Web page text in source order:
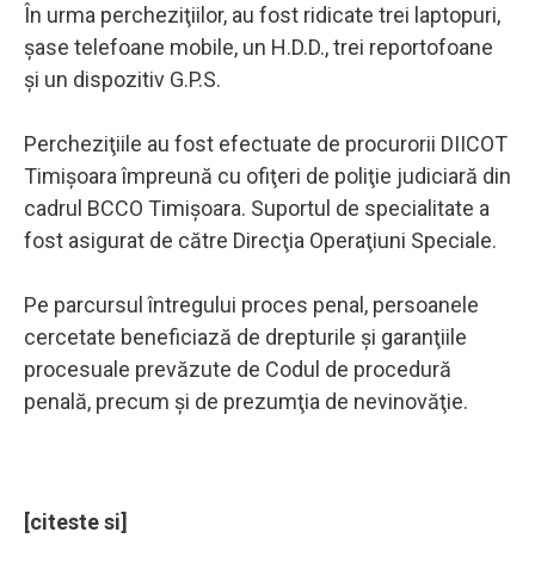
În urma percheziţiilor, au fost ridicate trei laptopuri,
şase telefoane mobile, un H.D.D., trei reportofoane
şi un dispozitiv G.P.S.
Percheziţiile au fost efectuate de procurorii DIICOT
Timişoara împreună cu ofiţeri de poliţie judiciară din
cadrul BCCO Timişoara. Suportul de specialitate a
fost asigurat de către Direcţia Operaţiuni Speciale.
Pe parcursul întregului proces penal, persoanele
cercetate beneficiază de drepturile şi garanţiile
procesuale prevăzute de Codul de procedură
penală, precum şi de prezumţia de nevinovăţie.
[citeste si]